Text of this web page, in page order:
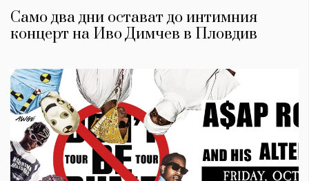
Само два дни остават до интимния
концерт на Иво Димчев в Пловдив